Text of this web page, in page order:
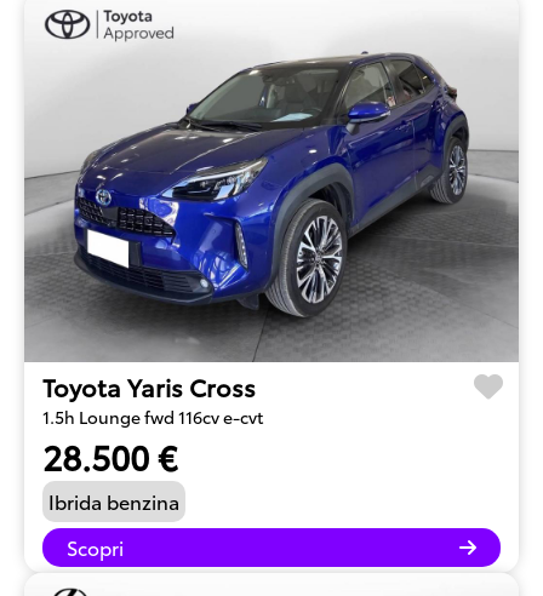
Toyota Yaris Cross
1.5h Lounge fwd 116cv e-cvt
28.500 €
Ibrida benzina
Scopri